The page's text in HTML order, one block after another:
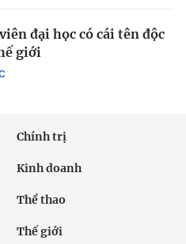
đại học có cái tên độc
giới
Chính trị
Kinh doanh
Thể thao
Thế giới